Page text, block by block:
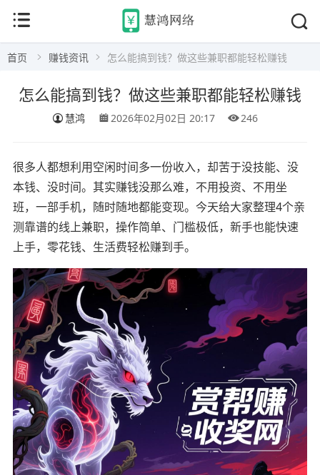
首页 赚钱资讯 怎么能搞到钱？做这些兼职都能轻松赚钱
怎么能搞到钱？做这些兼职都能轻松赚钱
慧鸿 2026年02月02日 20:17 246
很多人都想利用空闲时间多一份收入，却苦于没技能、没
本钱、没时间。其实赚钱没那么难，不用投资、不用坐
班，一部手机，随时随地都能变现。今天给大家整理4个亲
测靠谱的线上兼职，操作简单、门槛极低，新手也能快速
上手，零花钱、生活费轻松赚到手。